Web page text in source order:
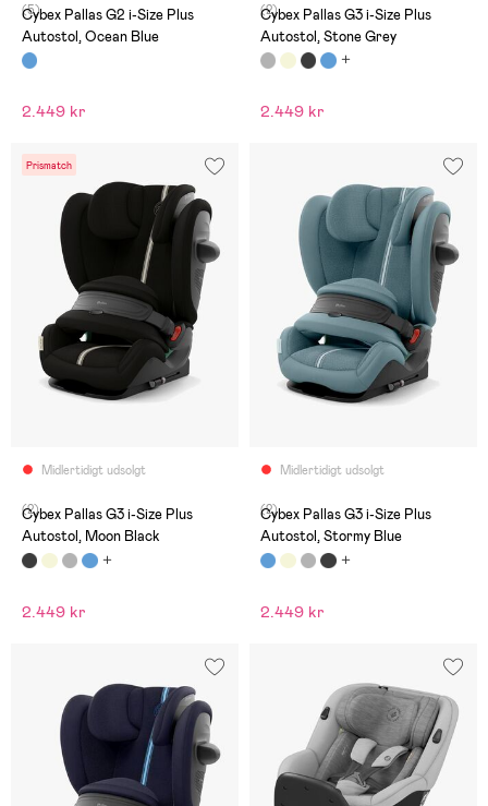
(5)
Cybex Pallas G2 i-Size Plus
Autostol, Ocean Blue
2.449 kr
(2)
Cybex Pallas G3 i-Size Plus
Autostol, Stone Grey
2.449 kr
Prismatch
Midlertidigt udsolgt
(2)
Cybex Pallas G3 i-Size Plus
Autostol, Moon Black
2.449 kr
Midlertidigt udsolgt
(2)
Cybex Pallas G3 i-Size Plus
Autostol, Stormy Blue
2.449 kr